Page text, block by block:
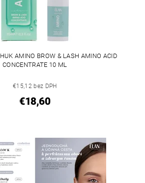
AMINO BROW & LASH AMINO ACID
CONCENTRATE 10 ML
€15,12 bez DPH
€18,60